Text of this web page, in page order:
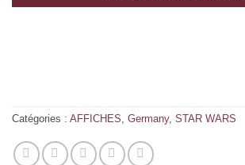
Catégories : AFFICHES, Germany, STAR WARS